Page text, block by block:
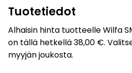
Tuotetiedot
Alhaisin hinta tuotteelle Wilfa
on tällä hetkellä 38,00 €.
myyjän joukosta.